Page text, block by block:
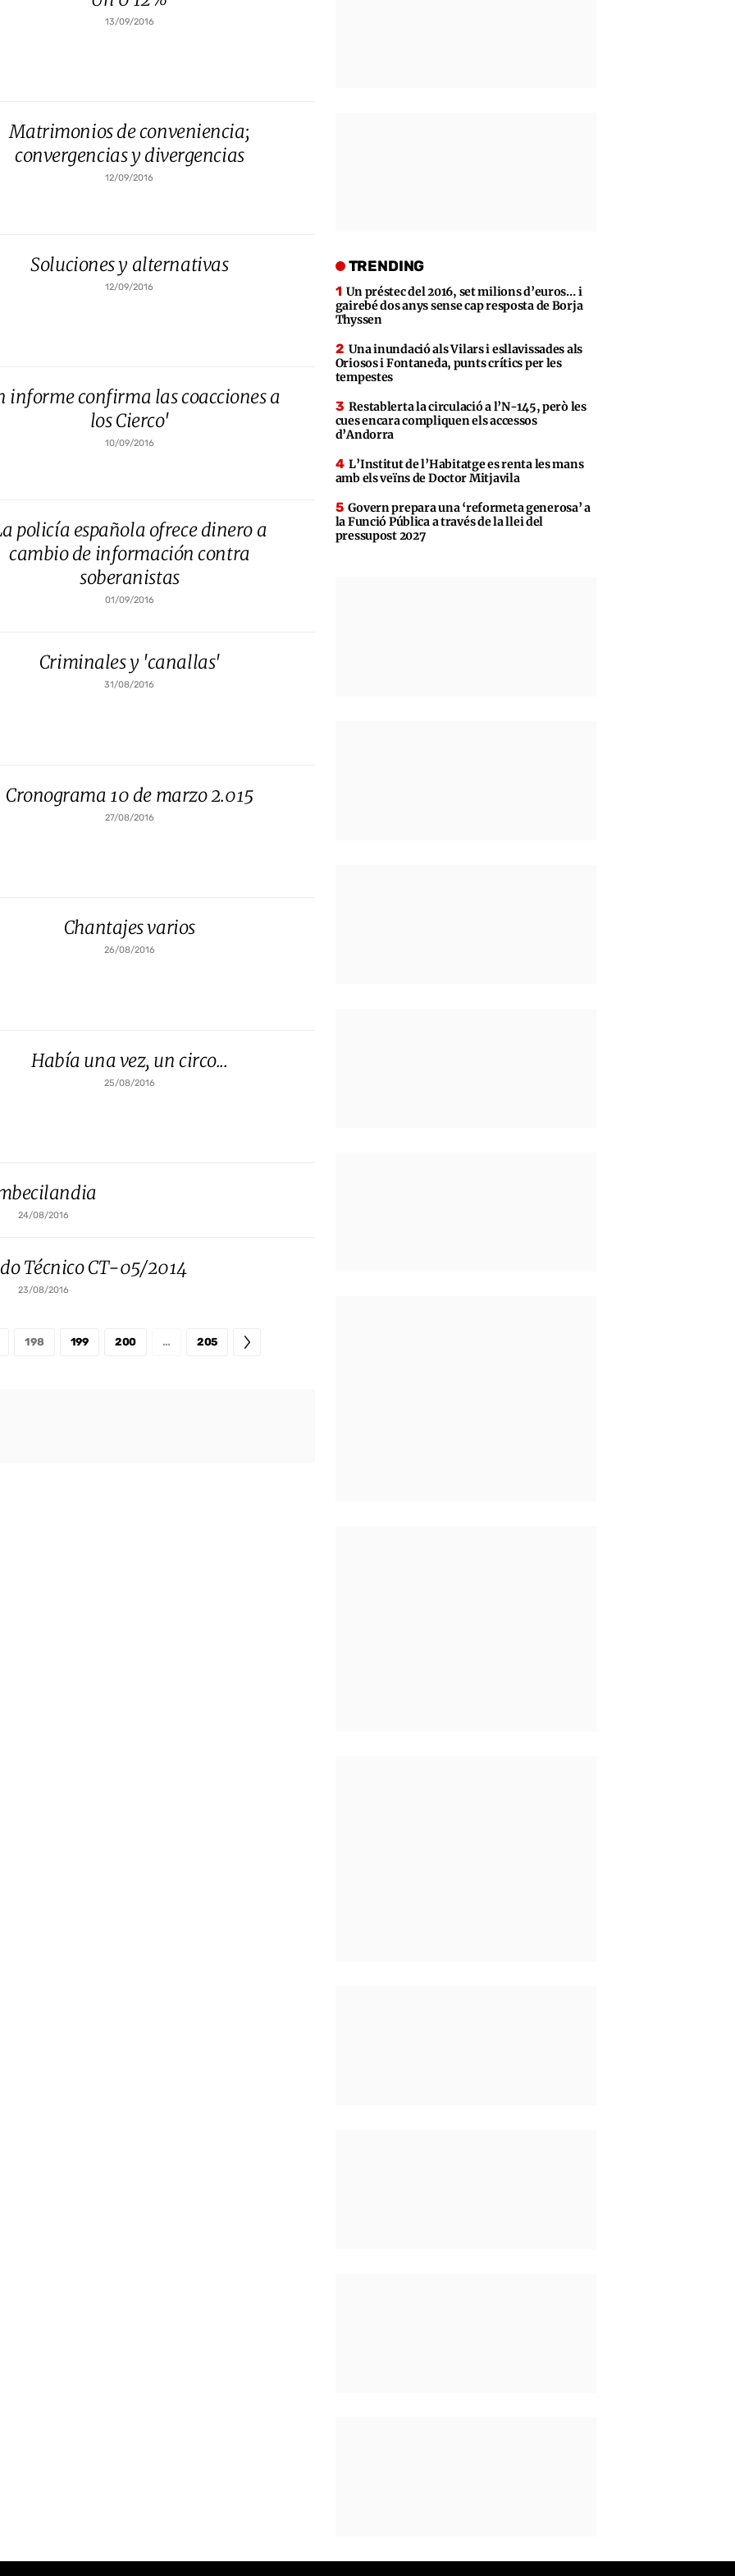
13/09/2016
Matrimonios de conveniencia;
convergencias y divergencias
12/09/2016
Soluciones y alternativas
12/09/2016
informe confirma las coacciones a
los Cierco'
10/09/2016
policía española ofrece dinero a
cambio de información contra
soberanistas
01/09/2016
Criminales y 'canallas'
31/08/2016
Cronograma 10 de marzo 2.015
27/08/2016
Chantajes varios
26/08/2016
Había una vez, un circo...
25/08/2016
24/08/2016
Técnico CT-05/2014
23/08/2016
198 199 200 … 205
TRENDING
Un préstec del 2016, set milions d’euros… i
gairebé dos anys sense cap resposta de Borja
Thyssen
Una inundació als Vilars i esllavissades als
Oriosos i Fontaneda, punts crítics per les
tempestes
Restablerta la circulació a l’N-145, però les
cues encara compliquen els accessos
d’Andorra
L’Institut de l’Habitatge es renta les mans
amb els veïns de Doctor Mitjavila
Govern prepara una ‘reformeta generosa’ a
la Funció Pública a través de la llei del
pressupost 2027